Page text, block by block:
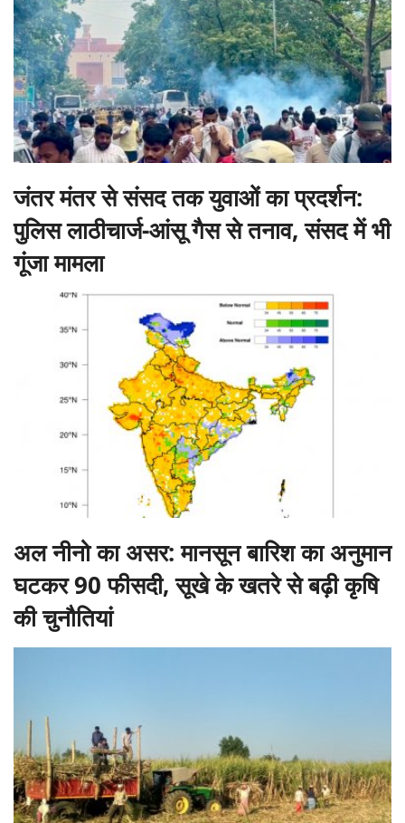
जंतर मंतर से संसद तक युवाओं का प्रदर्शन:
पुलिस लाठीचार्ज-आंसू गैस से तनाव, संसद में भी
गूंजा मामला
अल नीनो का असर: मानसून बारिश का अनुमान
घटकर 90 फीसदी, सूखे के खतरे से बढ़ी कृषि
की चुनौतियां